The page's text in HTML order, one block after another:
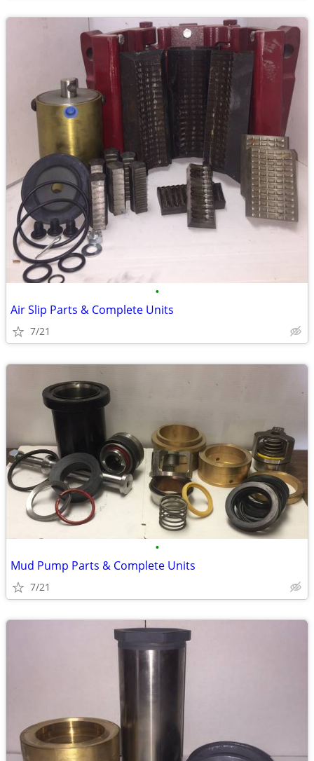
•
Air Slip Parts & Complete Units
7/21
•
Mud Pump Parts & Complete Units
7/21